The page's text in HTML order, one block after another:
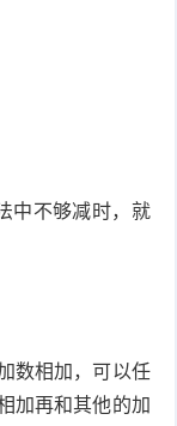
中不够减时，就
数相加，可以任
加再和其他的加